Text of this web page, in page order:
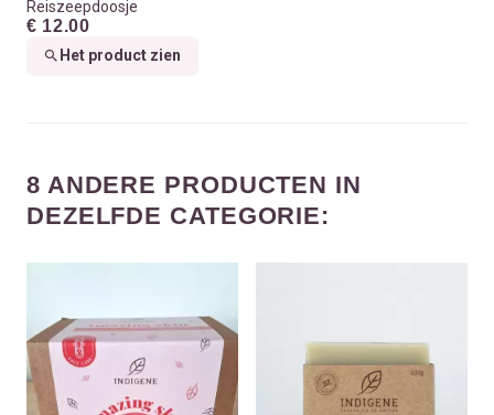
Reiszeepdoosje
€ 12.00
Het product zien
8 ANDERE PRODUCTEN IN
DEZELFDE CATEGORIE: